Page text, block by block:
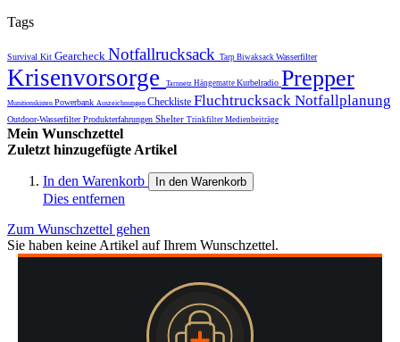
Tags
Survival Kit Gearcheck Notfallrucksack Tarp Biwaksack Wasserfilter
Krisenvorsorge Tarnnetz Hängematte Kurbelradio Prepper
Munitionskisten Powerbank Auszeichnungen Checkliste Fluchtrucksack Notfallplanung
Outdoor-WasserfilterProdukterfahrungen Shelter Trinkfilter Medienbeiträge
Mein Wunschzettel
Zuletzt hinzugefügte Artikel
In den Warenkorb In den Warenkorb
Dies entfernen
Zum Wunschzettel gehen
Sie haben keine Artikel auf Ihrem Wunschzettel.